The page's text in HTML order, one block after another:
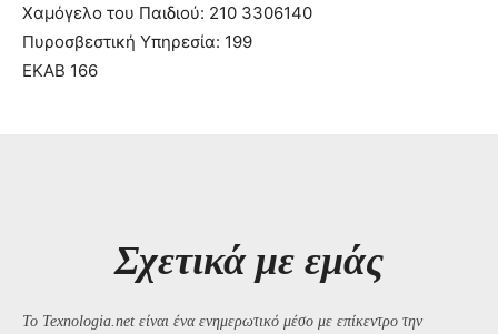
Χαμόγελο του Παιδιού: 210 3306140
Πυροσβεστική Υπηρεσία: 199
ΕΚΑΒ 166
Σχετικά με εμάς
Το Texnologia.net είναι ένα ενημερωτικό μέσο με επίκεντρο την